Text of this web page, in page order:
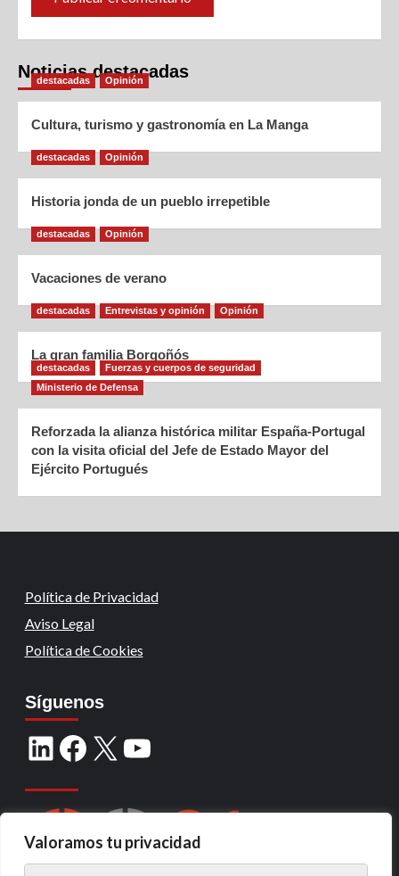
Valoramos tu privacidad
Noticias destacadas
destacadas Opinión
Cultura, turismo y gastronomía en La Manga
destacadas Opinión
Historia jonda de un pueblo irrepetible
destacadas Opinión
Vacaciones de verano
destacadas Entrevistas y opinión Opinión
La gran familia Borgoñós
destacadas
Fuerzas y cuerpos de seguridad
Ministerio de Defensa
Reforzada la alianza histórica militar España-Portugal
con la visita oficial del Jefe de Estado Mayor del
Ejército Portugués
Política de Privacidad
Aviso Legal
Política de Cookies
Síguenos